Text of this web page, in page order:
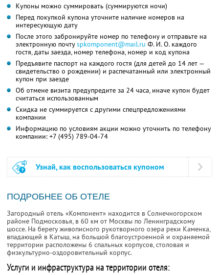
Купоны можно суммировать (суммируются ночи)
Перед покупкой купона уточните наличие номеров на
интересующую дату
После этого забронируйте номер по телефону и отправьте на
электронную почтуspkomponent@mail.ru Ф. И. О.каждого
гостя, даты заезда, номер телефона, номер и код купона
Предъявите паспорт на каждого гостя (для детей до 14 лет —
свидетельство о рождении) и распечатанный или электронный
купон при заезде
Об отмене визита предупредите за 24 часа, иначе купон будет
считаться использованным
Скидка не суммируется с другими спецпредложениями
компании
Информацию по условиям акции можно уточнить по телефону
компании: +7 (495) 789-04-74
Узнай, как воспользоваться купоном
ПОДРОБНЕЕ ОБ ОТЕЛЕ
Загородный отель «Компонент» находится в Солнечногорском
районе Подмосковья, в 60 км от Москвы по Ленинградскому
шоссе. На берегу живописного рукотворного озера реки Каменка,
впадающей в Катыш, на большой благоустроенной и охраняемой
территории расположены 6 спальных корпусов, столовая и
физкультурно-оздоровительный корпус.
Услуги и инфраструктура на территории отеля: